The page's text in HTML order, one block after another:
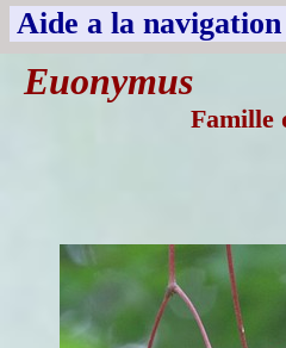
Aide a la navigation
Euonymus
Famille